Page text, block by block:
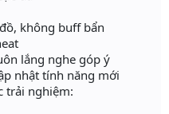
không buff bẩn
lắng nghe góp ý
nhật tính năng mới
trải nghiệm: